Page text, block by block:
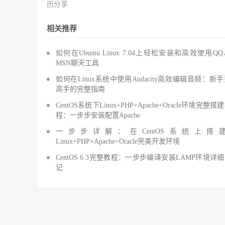
历分享
相关推荐
如何在Ubuntu Linux 7.04上轻松安装和高效使用
MSN聊天工具
如何在Linux系统中使用Audacity高效编辑音频：新
高手的完整指南
CentOS系统下Linux+PHP+Apache+Oracle环境完整搭
程：一步步安装配置Apache
一步步详解：在CentOS系统上搭
Linux+PHP+Apache+Oracle完美开发环境
CentOS 6.3完整教程：一步步编译安装LAMP环境详
记